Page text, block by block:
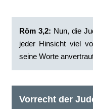
Röm 3,2: ‭Nun, die
jeder Hinsicht viel
seine Worte
Vorrecht der